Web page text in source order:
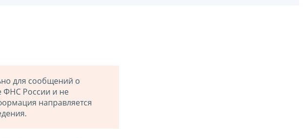
для сообщений о
ФНС России и не
направляется